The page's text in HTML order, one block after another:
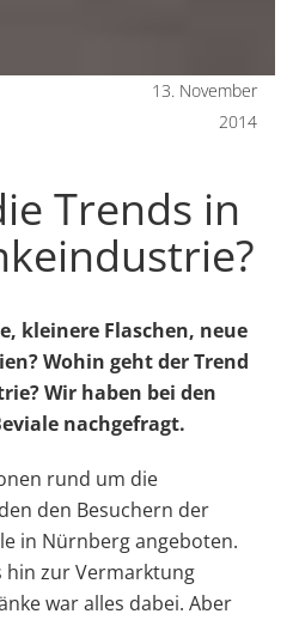
13. November
2014
Trends in
kleinere Flaschen, neue
Wohin geht der Trend
Wir haben bei den
nachgefragt.
rund um die
den Besuchern der
in Nürnberg angeboten.
zur Vermarktung
war alles dabei. Aber